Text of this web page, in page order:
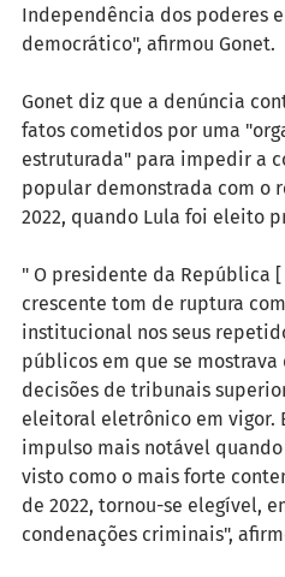
Independência dos poderes
democrático", afirmou Gonet.
Gonet diz que a denúncia
fatos cometidos por uma
estruturada" para impedir a
popular demonstrada com o
2022, quando Lula foi eleito
" O presidente da República
crescente tom de ruptura
institucional nos seus
públicos em que se
decisões de tribunais
eleitoral eletrônico em vigor.
impulso mais notável
visto como o mais forte
de 2022, tornou-se elegível,
condenações criminais",